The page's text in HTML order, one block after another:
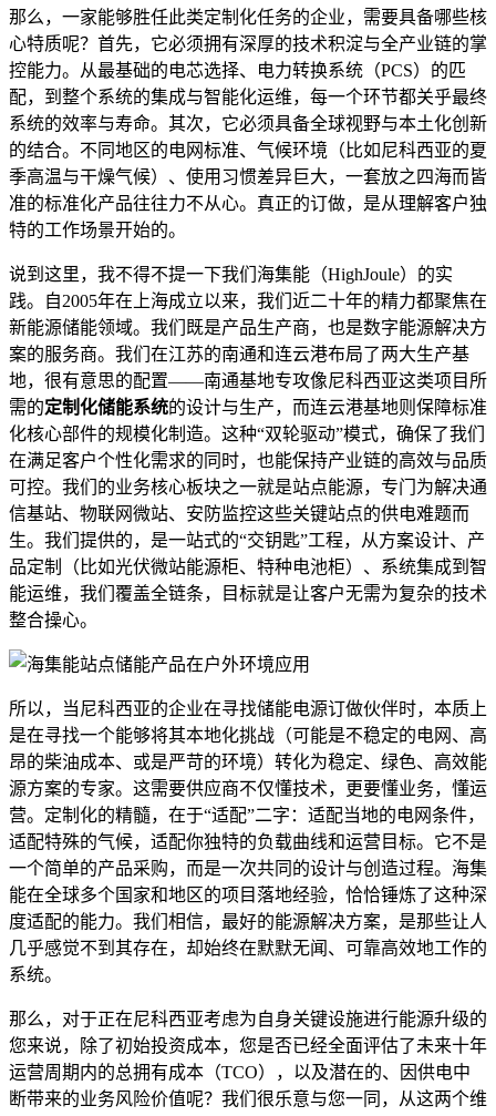
那么，一家能够胜任此类定制化任务的企业，需要具备哪些核
心特质呢？首先，它必须拥有深厚的技术积淀与全产业链的掌
控能力。从最基础的电芯选择、电力转换系统（PCS）的匹
配，到整个系统的集成与智能化运维，每一个环节都关乎最终
系统的效率与寿命。其次，它必须具备全球视野与本土化创新
的结合。不同地区的电网标准、气候环境（比如尼科西亚的夏
季高温与干燥气候）、使用习惯差异巨大，一套放之四海而皆
准的标准化产品往往力不从心。真正的订做，是从理解客户独
特的工作场景开始的。
说到这里，我不得不提一下我们海集能（HighJoule）的实
践。自2005年在上海成立以来，我们近二十年的精力都聚焦在
新能源储能领域。我们既是产品生产商，也是数字能源解决方
案的服务商。我们在江苏的南通和连云港布局了两大生产基
地，很有意思的配置——南通基地专攻像尼科西亚这类项目所
需的定制化储能系统的设计与生产，而连云港基地则保障标准
化核心部件的规模化制造。这种“双轮驱动”模式，确保了我们
在满足客户个性化需求的同时，也能保持产业链的高效与品质
可控。我们的业务核心板块之一就是站点能源，专门为解决通
信基站、物联网微站、安防监控这些关键站点的供电难题而
生。我们提供的，是一站式的“交钥匙”工程，从方案设计、产
品定制（比如光伏微站能源柜、特种电池柜）、系统集成到智
能运维，我们覆盖全链条，目标就是让客户无需为复杂的技术
整合操心。
所以，当尼科西亚的企业在寻找储能电源订做伙伴时，本质上
是在寻找一个能够将其本地化挑战（可能是不稳定的电网、高
昂的柴油成本、或是严苛的环境）转化为稳定、绿色、高效能
源方案的专家。这需要供应商不仅懂技术，更要懂业务，懂运
营。定制化的精髓，在于“适配”二字：适配当地的电网条件，
适配特殊的气候，适配你独特的负载曲线和运营目标。它不是
一个简单的产品采购，而是一次共同的设计与创造过程。海集
能在全球多个国家和地区的项目落地经验，恰恰锤炼了这种深
度适配的能力。我们相信，最好的能源解决方案，是那些让人
几乎感觉不到其存在，却始终在默默无闻、可靠高效地工作的
系统。
那么，对于正在尼科西亚考虑为自身关键设施进行能源升级的
您来说，除了初始投资成本，您是否已经全面评估了未来十年
运营周期内的总拥有成本（TCO），以及潜在的、因供电中
断带来的业务风险价值呢？我们很乐意与您一同，从这两个维